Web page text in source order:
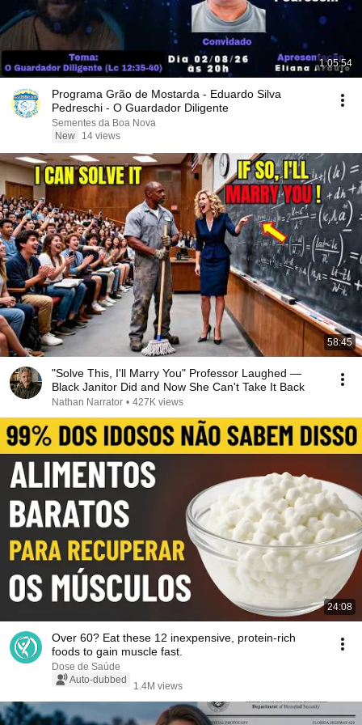
1:05:54
Programa Grão de Mostarda - Eduardo Silva
Pedreschi - O Guardador Diligente
Sementes da Boa Nova
New
14 views
58:45
"Solve This, I'll Marry You" Professor Laughed —
Black Janitor Did and Now She Can't Take It Back
Nathan Narrator • 427K views
24:08
Over 60? Eat these 12 inexpensive, protein-rich
foods to gain muscle fast.
Dose de Saúde
Auto-dubbed
1.4M views